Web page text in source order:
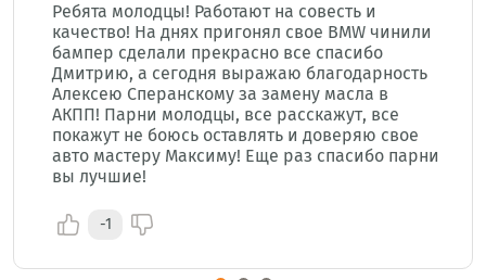
Ребята молодцы! Работают на совесть и
качество! На днях пригонял свое BMW чинили
бампер сделали прекрасно все спасибо
Дмитрию, а сегодня выражаю благодарность
Алексею Сперанскому за замену масла в
АКПП! Парни молодцы, все расскажут, все
покажут не боюсь оставлять и доверяю свое
авто мастеру Максиму! Еще раз спасибо парни
вы лучшие!
-1